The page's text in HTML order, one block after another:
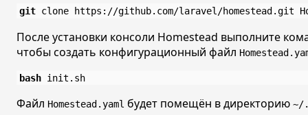
git
После установки консоли Homestead выполните
чтобы создать конфигурационный файл
bash
Файл Homestead.yaml будет помещён в директорию ~/